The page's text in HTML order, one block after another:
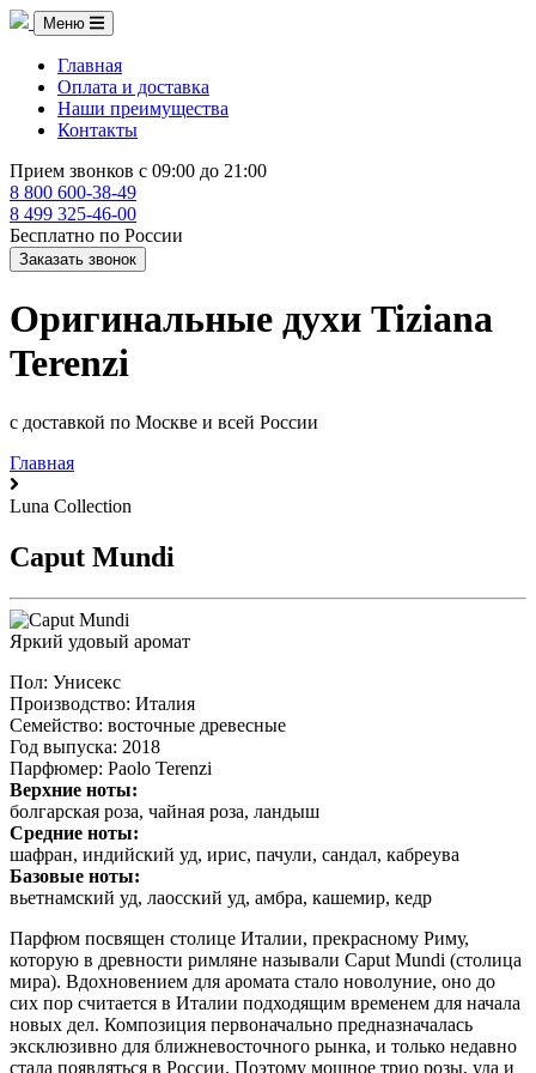
Меню
Главная
Оплата и доставка
Наши преимущества
Контакты
Прием звонков с 09:00 до 21:00
8 800 600-38-49
8 499 325-46-00
Бесплатно по России
Заказать звонок
Оригинальные духи Tiziana
Terenzi
с доставкой по Москве и всей России
Главная
Luna Collection
Caput Mundi
Яркий удовый аромат
Пол: Унисекс
Производство: Италия
Семейство: восточные древесные
Год выпуска: 2018
Парфюмер: Paolo Terenzi
Верхние ноты:
болгарская роза, чайная роза, ландыш
Средние ноты:
шафран, индийский уд, ирис, пачули, сандал, кабреува
Базовые ноты:
вьетнамский уд, лаосский уд, амбра, кашемир, кедр
Парфюм посвящен столице Италии, прекрасному Риму,
которую в древности римляне называли Caput Mundi (столица
мира). Вдохновением для аромата стало новолуние, оно до
сих пор считается в Италии подходящим временем для начала
новых дел. Композиция первоначально предназначалась
эксклюзивно для ближневосточного рынка, и только недавно
стала появляться в России. Поэтому мощное трио розы, уда и